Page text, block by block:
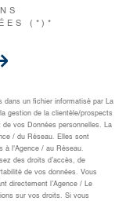
(*)*
dans un fichier informatisé par La
gestion de la clientèle/prospects
vos Données personnelles. La
/ du Réseau. Elles sont
à l'Agence / au Réseau.
des droits d’accès, de
de vos données. Vous
directement l’Agence / Le
sur vos droits. Si vous